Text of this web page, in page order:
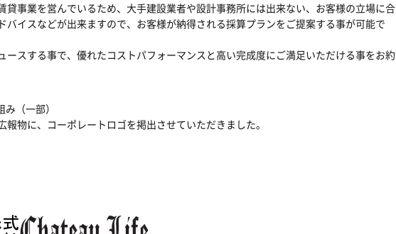
貸事業を営んでいるため、大手建設業者や設計事務所には出来ない、お客様の立場に合
バイスなどが出来ますので、お客様が納得される採算プランをご提案する事が可能で
ースする事で、優れたコストパフォーマンスと高い完成度にご満足いただける事をお約
（一部）
報物に、コーポレートロゴを掲出させていただきました。